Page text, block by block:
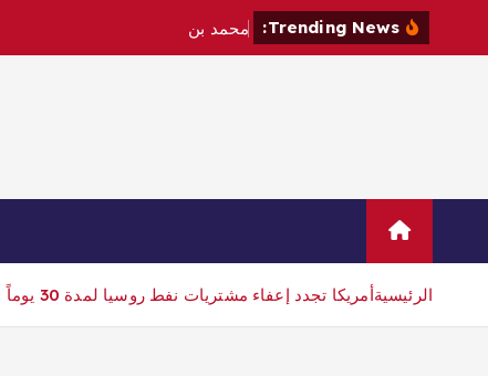
محمد بن
الرئيسيةأمريكا تجدد إعفاء مشتريات نفط روسيا لمدة 30 يوماً